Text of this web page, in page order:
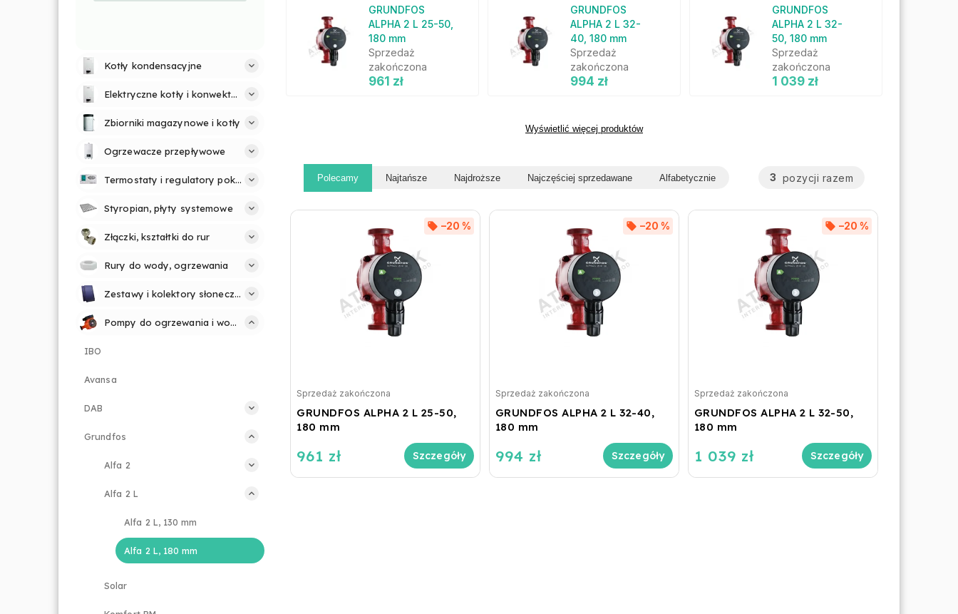
Kotły kondensacyjne
Elektryczne kotły i konwektory
Zbiorniki magazynowe i kotły
Ogrzewacze przepływowe
Termostaty i regulatory pokojowe
Styropian, płyty systemowe
Złączki, kształtki do rur
Rury do wody, ogrzewania
Zestawy i kolektory słoneczne
Pompy do ogrzewania i wody
IBO
Avansa
DAB
Grundfos
Alfa 2
Alfa 2 L
Alfa 2 L, 130 mm
Alfa 2 L, 180 mm
Solar
GRUNDFOS
ALPHA 2 L 25-50,
180 mm
Sprzedaż
zakończona
961 zł
GRUNDFOS
ALPHA 2 L 32-
40, 180 mm
Sprzedaż
zakończona
994 zł
GRUNDFOS
ALPHA 2 L 32-
50, 180 mm
Sprzedaż
zakończona
1 039 zł
Wyświetlić więcej produktów
Polecamy Najtańsze Najdroższe Najczęściej sprzedawane Alfabetycznie 3 pozycji razem
GRUNDFOS ALPHA 2 L 25-50,
180 mm
–20 %
Sprzedaż zakończona
961 zł Szczegóły
GRUNDFOS ALPHA 2 L 32-40,
180 mm
–20 %
Sprzedaż zakończona
994 zł Szczegóły
GRUNDFOS ALPHA 2 L 32-50,
180 mm
–20 %
Sprzedaż zakończona
1 039 zł Szczegóły